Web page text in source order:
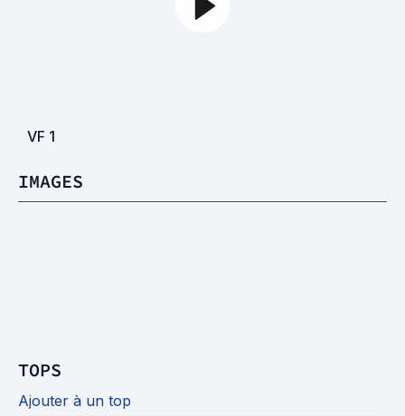
VF 1
IMAGES
TOPS
Ajouter à un top